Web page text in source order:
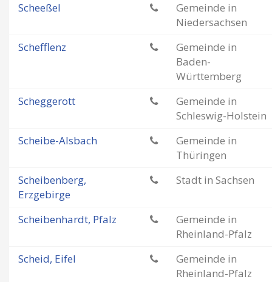
Scheeßel
Gemeinde in
Niedersachsen
Schefflenz
Gemeinde in
Baden-
Württemberg
Scheggerott
Gemeinde in
Schleswig-Holstein
Scheibe-Alsbach
Gemeinde in
Thüringen
Scheibenberg,
Erzgebirge
Stadt in Sachsen
Scheibenhardt, Pfalz
Gemeinde in
Rheinland-Pfalz
Scheid, Eifel
Gemeinde in
Rheinland-Pfalz